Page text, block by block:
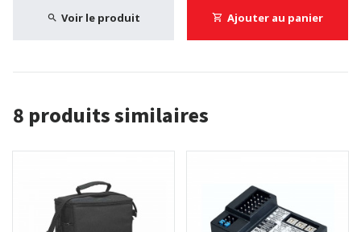
Voir le produit Ajouter au panier
8 produits similaires